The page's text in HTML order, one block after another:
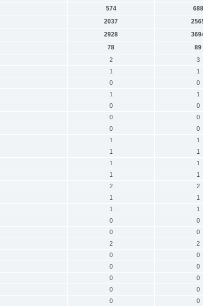
574 688
2037
2928
78 89
2 3
1 1
0 0
1 1
0 0
0 0
0 0
1 1
1 1
1 1
1 1
2 2
1 1
1 1
0 0
0 0
2 2
0 0
0 0
0 0
0 0
0 0